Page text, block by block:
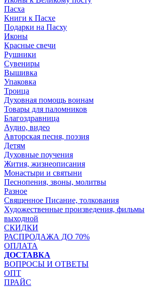
Пасха
Книги к Пасхе
Подарки на Пасху
Иконы
Красные свечи
Рушники
Сувениры
Вышивка
Упаковка
Троица
Духовная помощь воинам
Товары для паломников
Благоздравница
Аудио, видео
Авторская песня, поэзия
Детям
Духовные поучения
Жития, жизнеописания
Монастыри и святыни
Песнопения, звоны, молитвы
Разное
Священное Писание, толкования
Художественные произведения, фильмы
выходной
СКИДКИ
РАСПРОДАЖА ДО 70%
ОПЛАТА
ДОСТАВКА
ВОПРОСЫ И ОТВЕТЫ
ОПТ
ПРАЙС